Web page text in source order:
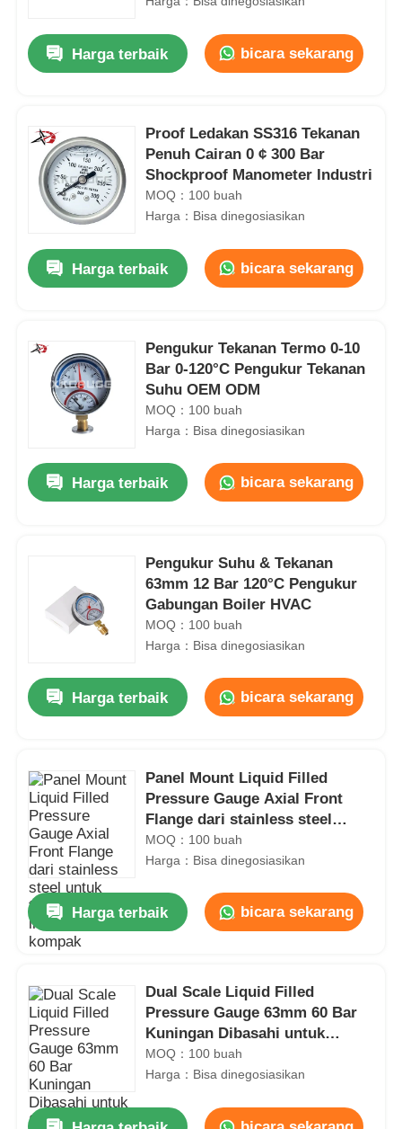
Rumah
Produk
Tentang kita
Harga terbaik bicara sekarang
Proof Ledakan SS316 Tekanan
Penuh Cairan 0 ¢ 300 Bar
Shockproof Manometer Industri
MOQ：100 buah
Harga：Bisa dinegosiasikan
Harga terbaik bicara sekarang
Pengukur Tekanan Termo 0-10
Bar 0-120°C Pengukur Tekanan
Suhu OEM ODM
MOQ：100 buah
Harga：Bisa dinegosiasikan
Harga terbaik bicara sekarang
Pengukur Suhu & Tekanan
63mm 12 Bar 120°C Pengukur
Gabungan Boiler HVAC
MOQ：100 buah
Harga：Bisa dinegosiasikan
Harga terbaik bicara sekarang
Panel Mount Liquid Filled
Pressure Gauge Axial Front
Flange dari stainless steel
untuk tampilan instrumen
kompak
MOQ：100 buah
Harga：Bisa dinegosiasikan
Harga terbaik bicara sekarang
Dual Scale Liquid Filled
Pressure Gauge 63mm 60 Bar
Kuningan Dibasahi untuk
Sistem Pengukuran Industri
Umum
MOQ：100 buah
Harga：Bisa dinegosiasikan